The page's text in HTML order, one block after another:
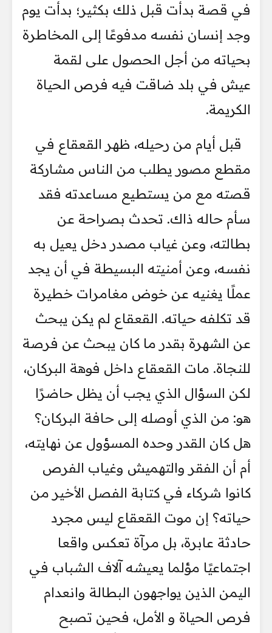
في قصة بدأت قبل ذلك بكثير؛ بدأت يوم
وجد إنسان نفسه مدفوعًا إلى المخاطرة
بحياته من أجل الحصول على لقمة
عيش في بلد ضاقت فيه فرص الحياة
الكريمة.
قبل أيام من رحيله، ظهر القعقاع في
مقطع مصور يطلب من الناس مشاركة
قصته مع من يستطيع مساعدته فقد
سأم حاله ذاك. تحدث بصراحة عن
بطالته، وعن غياب مصدر دخل يعيل به
نفسه، وعن أمنيته البسيطة في أن يجد
عملًا يغنيه عن خوض مغامرات خطيرة
قد تكلفه حياته. القعقاع لم يكن يبحث
عن الشهرة بقدر ما كان يبحث عن فرصة
للنجاة. مات القعقاع داخل فوهة البركان،
لكن السؤال الذي يجب أن يظل حاضرًا
هو: من الذي أوصله إلى حافة البركان؟
هل كان القدر وحده المسؤول عن نهايته،
أم أن الفقر والتهميش وغياب الفرص
كانوا شركاء في كتابة الفصل الأخير من
حياته؟ إن موت القعقاع ليس مجرد
حادثة عابرة، بل مرآة تعكس واقعا
اجتماعيًا مؤلما يعيشه آلاف الشباب في
اليمن الذين يواجهون البطالة وانعدام
فرص الحياة و الأمل، فحين تصبح